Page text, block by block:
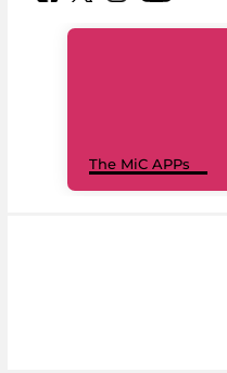
The MiC APPs